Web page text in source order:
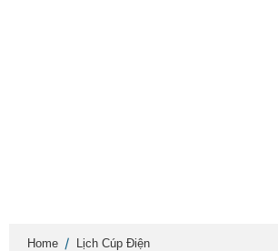
Home Lịch Cúp Điện